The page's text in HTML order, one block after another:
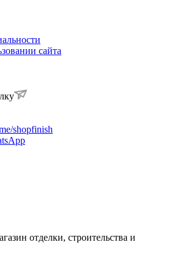
сайта
shopfinish
отделки, строительства и